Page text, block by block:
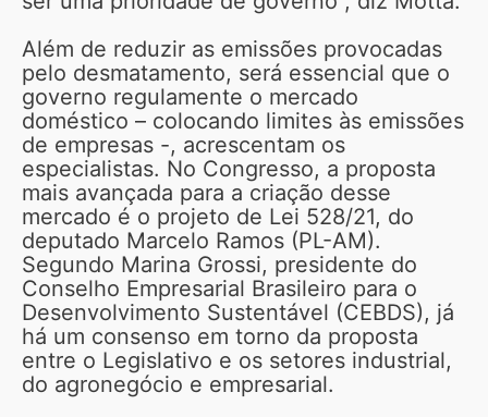
Além de reduzir as emissões provocadas
pelo desmatamento, será essencial que o
governo regulamente o mercado
doméstico – colocando limites às emissões
de empresas -, acrescentam os
especialistas. No Congresso, a proposta
mais avançada para a criação desse
mercado é o projeto de Lei 528/21, do
deputado Marcelo Ramos (PL-AM).
Segundo Marina Grossi, presidente do
Conselho Empresarial Brasileiro para o
Desenvolvimento Sustentável (CEBDS), já
há um consenso em torno da proposta
entre o Legislativo e os setores industrial,
do agronegócio e empresarial.